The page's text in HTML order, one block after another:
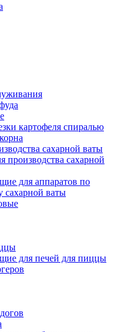
картофеля спиралью
сахарной ваты
производства сахарной
для аппаратов по
сахарной ваты
для печей для пиццы